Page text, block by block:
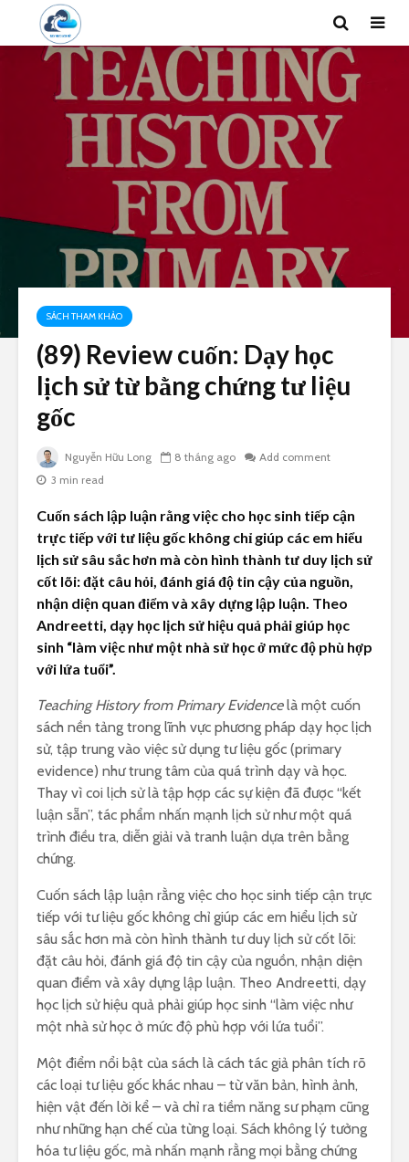
SÁCH THAM KHẢO
(89) Review cuốn: Dạy học
lịch sử từ bằng chứng tư liệu
gốc
Nguyễn Hữu Long 8 tháng ago
Add comment
3 min read
Cuốn sách lập luận rằng việc cho học sinh tiếp cận
trực tiếp với tư liệu gốc không chỉ giúp các em hiểu
lịch sử sâu sắc hơn mà còn hình thành tư duy lịch sử
cốt lõi: đặt câu hỏi, đánh giá độ tin cậy của nguồn,
nhận diện quan điểm và xây dựng lập luận. Theo
Andreetti, dạy học lịch sử hiệu quả phải giúp học
sinh “làm việc như một nhà sử học ở mức độ phù hợp
với lứa tuổi”.
Teaching History from Primary Evidencelà một cuốn
sách nền tảng trong lĩnh vực phương pháp dạy học lịch
sử, tập trung vào việc sử dụng tư liệu gốc (primary
evidence) như trung tâm của quá trình dạy và học.
Thay vì coi lịch sử là tập hợp các sự kiện đã được “kết
luận sẵn”, tác phẩm nhấn mạnh lịch sử như một quá
trình điều tra, diễn giải và tranh luận dựa trên bằng
chứng.
Cuốn sách lập luận rằng việc cho học sinh tiếp cận trực
tiếp với tư liệu gốc không chỉ giúp các em hiểu lịch sử
sâu sắc hơn mà còn hình thành tư duy lịch sử cốt lõi:
đặt câu hỏi, đánh giá độ tin cậy của nguồn, nhận diện
quan điểm và xây dựng lập luận. Theo Andreetti, dạy
học lịch sử hiệu quả phải giúp học sinh “làm việc như
một nhà sử học ở mức độ phù hợp với lứa tuổi”.
Một điểm nổi bật của sách là cách tác giả phân tích rõ
các loại tư liệu gốc khác nhau – từ văn bản, hình ảnh,
hiện vật đến lời kể – và chỉ ra tiềm năng sư phạm cũng
như những hạn chế của từng loại. Sách không lý tưởng
hóa tư liệu gốc, mà nhấn mạnh rằng mọi bằng chứng